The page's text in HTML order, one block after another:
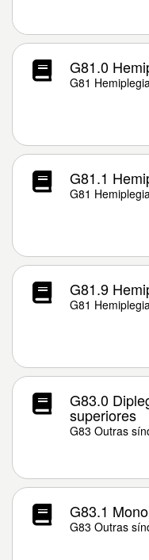
G81.0
G81
G81.1
G81
G81.9
G81
G83.0
superiores
G83 Outras
G83.1
G83 Outras